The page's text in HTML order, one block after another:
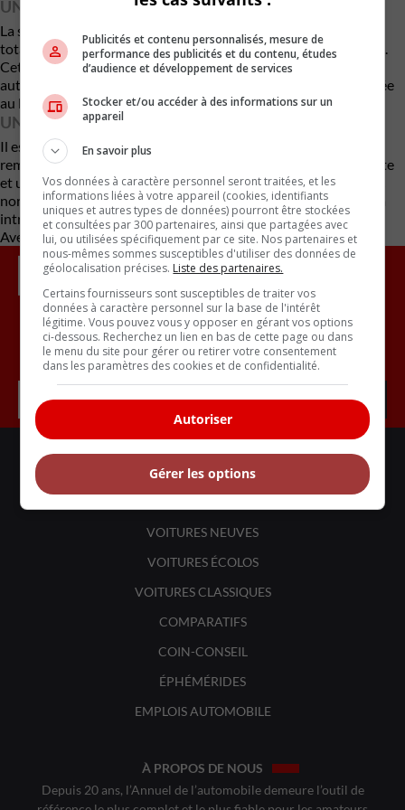
UNE FORTERESSE ROULANTE
La sécurité est le véritable argument-clé avec 40 capteurs au
total, 18 caméras, 1 lidar, 9 radars et 12 capteurs ultrasoniques.
Cette quincaillerie permettra éventuellement la conduite
automatisée de niveau 3, même si la fonction ne sera pas activée
au lancement.
UN PARI RISQUÉ
Il est déjà possible de réserver l’Afeela 1 avec un dépôt
remboursable de 200 $ US. Reste à voir si une sécurité de pointe
et une console de jeux embarquée suffiront à séduire un public
nord-américain de plus en plus exigeant. Pour l’instant, l’Afeela
intrigue… mais ne convainc pas totalement.
Avec des renseignements d’Inside EV,S
Inscrivez vous à l'infolettre.
LIENS UTILES
ACTUALITÉS
VOITURES NEUVES
VOITURES ÉCOLOS
VOITURES CLASSIQUES
COMPARATIFS
COIN-CONSEIL
ÉPHÉMÉRIDES
EMPLOIS AUTOMOBILE
À PROPOS DE NOUS
Depuis 20 ans, l’Annuel de l’automobile demeure l’outil de
Publicités et contenu personnalisés, mesure de
performance des publicités et du contenu, études
d’audience et développement de services
Stocker et/ou accéder à des informations sur un
appareil
En savoir plus
Vos données à caractère personnel seront traitées, et les
informations liées à votre appareil (cookies, identifiants
uniques et autres types de données) pourront être stockées
et consultées par 300 partenaires, ainsi que partagées avec
lui, ou utilisées spécifiquement par ce site. Nos partenaires et
nous-mêmes sommes susceptibles d'utiliser des données de
géolocalisation précises. Liste des partenaires.
Certains fournisseurs sont susceptibles de traiter vos
données à caractère personnel sur la base de l'intérêt
légitime. Vous pouvez vous y opposer en gérant vos options
ci-dessous. Recherchez un lien en bas de cette page ou dans
le menu du site pour gérer ou retirer votre consentement
dans les paramètres des cookies et de confidentialité.
Autoriser
Gérer les options